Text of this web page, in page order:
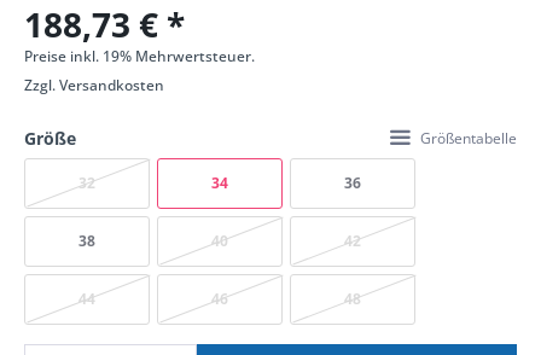
188,73 € *
Preise inkl. 19% Mehrwertsteuer.
Zzgl.Versandkosten
Größe Größentabelle
32 34 36
38 40 42
44 46 48